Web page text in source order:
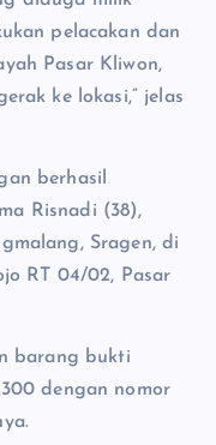
pelacakan dan
Pasar Kliwon,
ke lokasi,” jelas
berhasil
Risnadi (38),
Sragen, di
RT 04/02, Pasar
barang bukti
dengan nomor